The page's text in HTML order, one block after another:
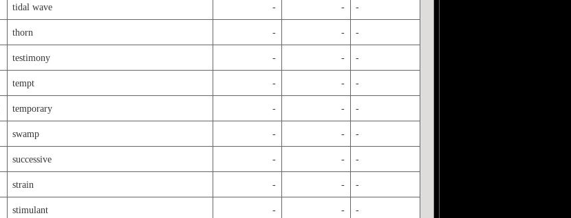
tidal wave - - -
thorn - - -
testimony - - -
tempt - - -
temporary - - -
swamp - - -
successive - - -
strain - - -
stimulant - - -